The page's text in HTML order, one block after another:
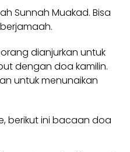
Sunnah Muakad. Bisa
dianjurkan untuk
dengan doa kamilin.
untuk menunaikan
berikut ini bacaan doa